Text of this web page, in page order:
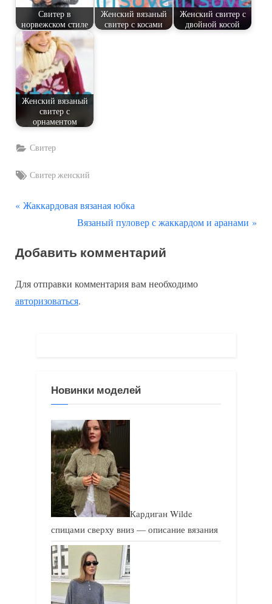
Свитер в
норвежском стиле
Женский вязаный
свитер с косами
Женский свитер с
двойной косой
Женский вязаный
свитер с
орнаментом
Свитер
Tags:
Свитер женский
Навигация
записям
П
д
д
у
Жаккардовая вязаная юбка
С
е
у
ю
а
и
с
ь
:
Вязаный пуловер с жаккардом и аранами
Добавить комментарий
Для отправки комментария вам необходимо
авторизоваться.
Новинки моделей
Кардиган Wilde
спицами сверху вниз — описание вязания